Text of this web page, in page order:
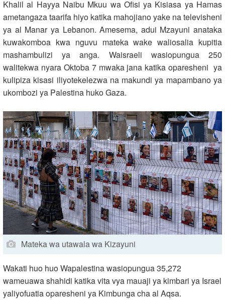
Khalil al Hayya Naibu Mkuu wa Ofisi ya Kisiasa ya Hamas
ametangaza taarifa hiyo katika mahojiano yake na televisheni
ya al Manar ya Lebanon. Amesema, adui Mzayuni anataka
kuwakomboa kwa nguvu mateka wake waliosalia kupitia
mashambulizi ya anga. Waisraeli wasiopungua 250
walitekwa nyara Oktoba 7 mwaka jana katika oparesheni ya
kulipiza kisasi iliyotekelezwa na makundi ya mapambano ya
ukombozi ya Palestina huko Gaza.
Mateka wa utawala wa Kizayuni
Wakati huo huo Wapalestina wasiopungua 35,272
wameuawa shahidi katika vita vya mauaji ya kimbari ya Israel
yaliyofuatia oparesheni ya Kimbunga cha al Aqsa.